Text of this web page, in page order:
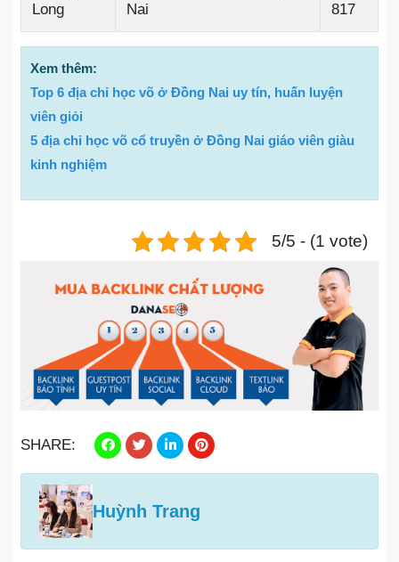
Long
Nai
817
Xem thêm:
Top 6 địa chỉ học võ ở Đồng Nai uy tín, huấn luyện
viên giỏi
5 địa chỉ học võ cổ truyền ở Đồng Nai giáo viên giàu
kinh nghiệm
5/5 - (1 vote)
SHARE:
Huỳnh Trang